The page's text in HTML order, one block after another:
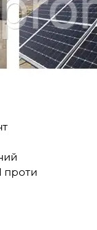
проти